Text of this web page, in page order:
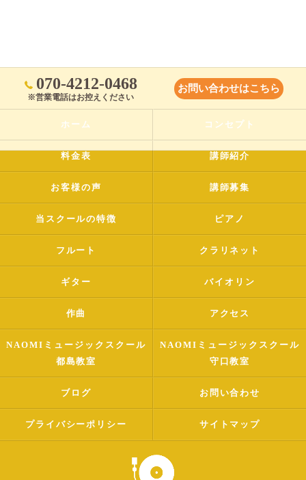
070-4212-0468
※営業電話はお控えください
お問い合わせはこちら
ホーム コンセプト
料金表 講師紹介
お客様の声 講師募集
当スクールの特徴 ピアノ
フルート クラリネット
ギター バイオリン
作曲 アクセス
NAOMIミュージックスクール
都島教室
NAOMIミュージックスクール
守口教室
ブログ お問い合わせ
プライバシーポリシー サイトマップ